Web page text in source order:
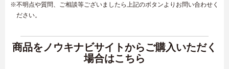
※不明点や質問、ご相談等ございましたら上記のボタンよりお問い合わせく
ださい。
商品をノウキナビサイトからご購入いただく
場合はこちら